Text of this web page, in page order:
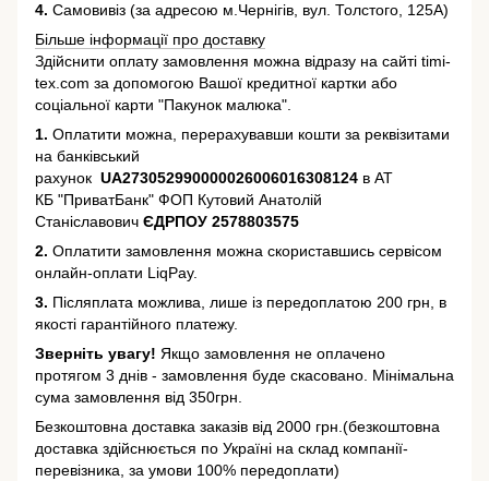
4. Самовивіз (за адресою м.Чернігів, вул. Толстого, 125А)
Більше інформації про доставку
Здійснити оплату замовлення можна відразу на сайті timi-
tex.com за допомогою Вашої кредитної картки або
соціальної карти "Пакунок малюка".
1. Оплатити можна, перерахувавши кошти за реквізитами
на банківський
рахунок UA273052990000026006016308124 в АТ
КБ "ПриватБанк" ФОП Кутовий Анатолій
Станіславович ЄДРПОУ 2578803575
2. Оплатити замовлення можна скориставшись сервісом
онлайн-оплати LiqPay.
3. Післяплата можлива, лише із передоплатою 200 грн, в
якості гарантійного платежу.
Зверніть увагу! Якщо замовлення не оплачено
протягом 3 днів - замовлення буде скасовано. Мінімальна
сума замовлення від 350грн.
Безкоштовна доставка заказів від 2000 грн.(безкоштовна
доставка здійснюється по Україні на склад компанії-
перевізника, за умови 100% передоплати)